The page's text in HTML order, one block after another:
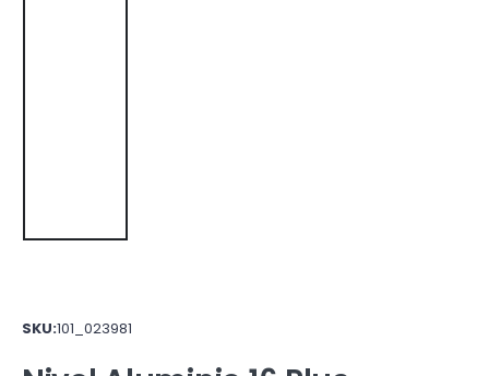
SKU:101_023981